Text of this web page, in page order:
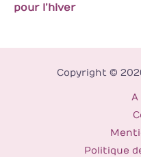
pour l’hiver
Copyright ©
A
Politique